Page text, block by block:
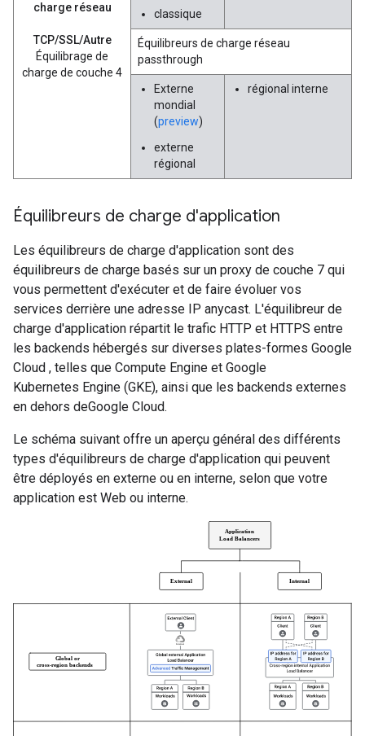
charge réseau
TCP/SSL/Autre
Équilibrage de
charge de couche 4
classique
Équilibreurs de charge réseau
passthrough
Externe
mondial
(preview)
externe
régional
régional interne
Équilibreurs de charge d'application
Les équilibreurs de charge d'application sont des
équilibreurs de charge basés sur un proxy de couche 7 qui
vous permettent d'exécuter et de faire évoluer vos
services derrière une adresse IP anycast. L'équilibreur de
charge d'application répartit le trafic HTTP et HTTPS entre
les backends hébergés sur diverses plates-formes Google
Cloud , telles que Compute Engine et Google
Kubernetes Engine (GKE), ainsi que les backends externes
en dehors deGoogle Cloud.
Le schéma suivant offre un aperçu général des différents
types d'équilibreurs de charge d'application qui peuvent
être déployés en externe ou en interne, selon que votre
application est Web ou interne.